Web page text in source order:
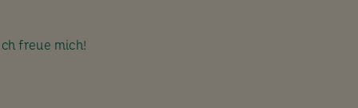
freue mich!